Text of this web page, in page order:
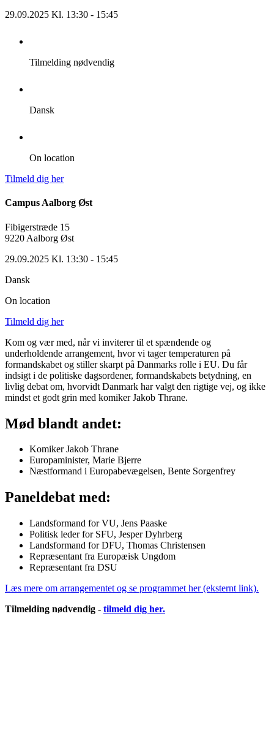
29.09.2025 Kl. 13:30 - 15:45
Tilmelding nødvendig
Dansk
On location
Tilmeld dig her
Campus Aalborg Øst
Fibigerstræde 15
9220 Aalborg Øst
29.09.2025 Kl. 13:30 - 15:45
Dansk
On location
Tilmeld dig her
Kom og vær med, når vi inviterer til et spændende og
underholdende arrangement, hvor vi tager temperaturen på
formandskabet og stiller skarpt på Danmarks rolle i EU. Du får
indsigt i de politiske dagsordener, formandskabets betydning, en
livlig debat om, hvorvidt Danmark har valgt den rigtige vej, og ikke
mindst et godt grin med komiker Jakob Thrane.
Mød blandt andet:
Komiker Jakob Thrane
Europaminister, Marie Bjerre
Næstformand i Europabevægelsen, Bente Sorgenfrey
Paneldebat med:
Landsformand for VU, Jens Paaske
Politisk leder for SFU, Jesper Dyhrberg
Landsformand for DFU, Thomas Christensen
Repræsentant fra Europæisk Ungdom
Repræsentant fra DSU
Læs mere om arrangementet og se programmet her (eksternt link).
Tilmelding nødvendig - tilmeld dig her.